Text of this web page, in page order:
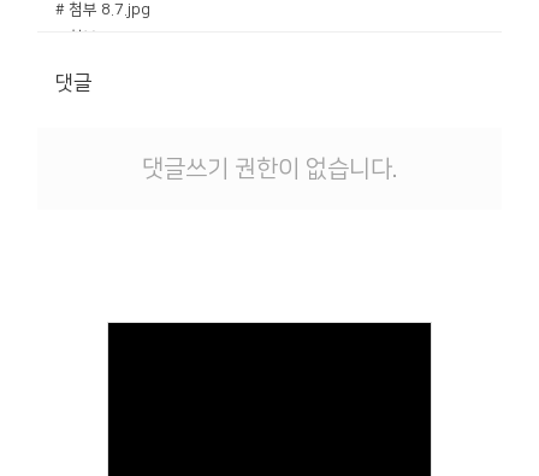
# 첨부 8.7.jpg
# 첨부 11.11.jpg
댓글
댓글쓰기 권한이 없습니다.